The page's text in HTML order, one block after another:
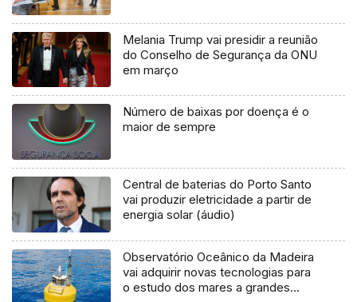
Melania Trump vai presidir a reunião
do Conselho de Segurança da ONU
em março
Número de baixas por doença é o
maior de sempre
Central de baterias do Porto Santo
vai produzir eletricidade a partir de
energia solar (áudio)
Observatório Oceânico da Madeira
vai adquirir novas tecnologias para
o estudo dos mares a grandes